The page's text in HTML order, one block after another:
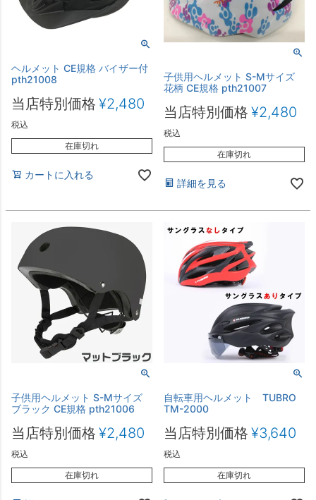
ヘルメット CE規格 バイザー付
pth21008
当店特別価格 ¥2,480
税込
在庫切れ
カートに入れる
子供用ヘルメット S-Mサイズ
花柄 CE規格 pth21007
当店特別価格 ¥2,480
税込
在庫切れ
詳細を見る
子供用ヘルメット S-Mサイズ
ブラック CE規格 pth21006
当店特別価格 ¥2,480
税込
在庫切れ
自転車用ヘルメット TUBRO
TM-2000
当店特別価格 ¥3,640
税込
在庫切れ